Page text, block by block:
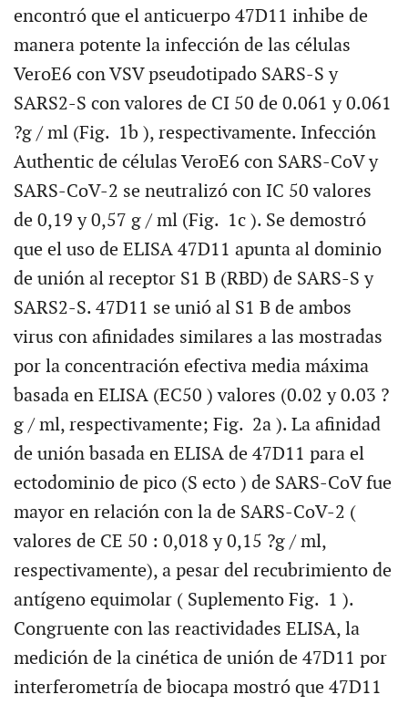
encontró que el anticuerpo 47D11 inhibe de
manera potente la infección de las células
VeroE6 con VSV pseudotipado SARS-S y
SARS2-S con valores de CI 50 de 0.061 y 0.061
?g / ml (Fig. 1b ), respectivamente. Infección
Authentic de células VeroE6 con SARS-CoV y
SARS-CoV-2 se neutralizó con IC 50 valores
de 0,19 y 0,57 g / ml (Fig. 1c ). Se demostró
que el uso de ELISA 47D11 apunta al dominio
de unión al receptor S1 B (RBD) de SARS-S y
SARS2-S. 47D11 se unió al S1 B de ambos
virus con afinidades similares a las mostradas
por la concentración efectiva media máxima
basada en ELISA (EC50 ) valores (0.02 y 0.03 ?
g / ml, respectivamente; Fig. 2a ). La afinidad
de unión basada en ELISA de 47D11 para el
ectodominio de pico (S ecto ) de SARS-CoV fue
mayor en relación con la de SARS-CoV-2 (
valores de CE 50 : 0,018 y 0,15 ?g / ml,
respectivamente), a pesar del recubrimiento de
antígeno equimolar ( Suplemento Fig. 1 ).
Congruente con las reactividades ELISA, la
medición de la cinética de unión de 47D11 por
interferometría de biocapa mostró que 47D11